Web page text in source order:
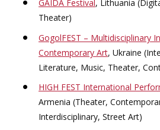
GAIDA Festival, Lithuania
Theater)
GogolFEST – Multidisciplinary
Contemporary Art, Ukraine
Literature, Music, Theater,
HIGH FEST International
Armenia (Theater,
Interdisciplinary, Street Art)